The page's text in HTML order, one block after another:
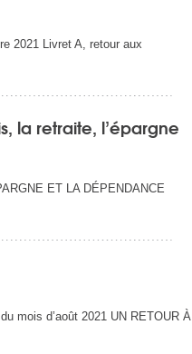
2021 Livret A, retour aux
la retraite, l’épargne
ET LA DÉPENDANCE
mois d’août 2021 UN RETOUR À